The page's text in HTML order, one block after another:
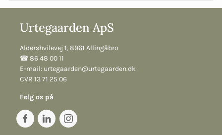
Urtegaarden ApS
Aldershvilevej 1, 8961 Allingåbro
☎︎ 86 48 00 11
E-mail: urtegaarden@urtegaarden.dk
CVR 13 71 25 06
Følg os på